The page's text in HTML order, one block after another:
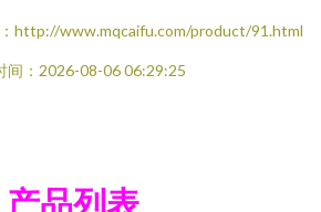
http://www.mqcaifu.com/product/91.html
间：2026-08-06 06:29:25
产品列表